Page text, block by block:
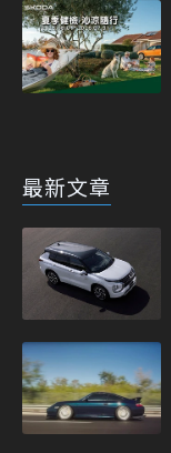
最新文章